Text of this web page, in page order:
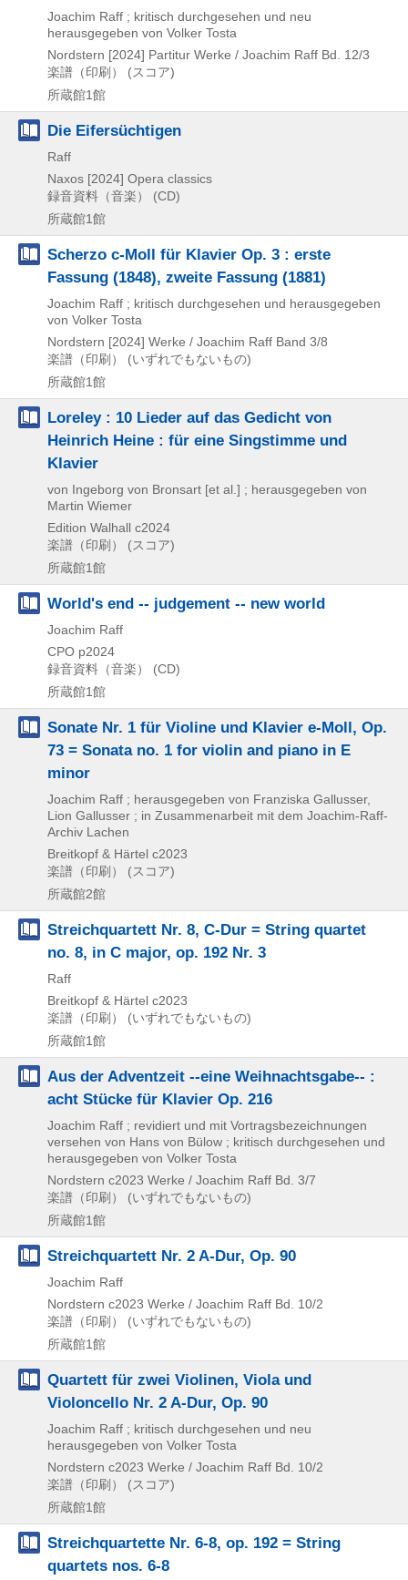
Joachim Raff ; kritisch durchgesehen und neu
herausgegeben von Volker Tosta
Nordstern [2024] Partitur Werke / Joachim Raff Bd. 12/3
楽譜（印刷） (スコア)
所蔵館1館
Die Eifersüchtigen
Raff
Naxos [2024] Opera classics
録音資料（音楽） (CD)
所蔵館1館
Scherzo c-Moll für Klavier Op. 3 : erste
Fassung (1848), zweite Fassung (1881)
Joachim Raff ; kritisch durchgesehen und herausgegeben
von Volker Tosta
Nordstern [2024] Werke / Joachim Raff Band 3/8
楽譜（印刷） (いずれでもないもの)
所蔵館1館
Loreley : 10 Lieder auf das Gedicht von
Heinrich Heine : für eine Singstimme und
Klavier
von Ingeborg von Bronsart [et al.] ; herausgegeben von
Martin Wiemer
Edition Walhall c2024
楽譜（印刷） (スコア)
所蔵館1館
World's end -- judgement -- new world
Joachim Raff
CPO p2024
録音資料（音楽） (CD)
所蔵館1館
Sonate Nr. 1 für Violine und Klavier e-Moll, Op.
73 = Sonata no. 1 for violin and piano in E
minor
Joachim Raff ; herausgegeben von Franziska Gallusser,
Lion Gallusser ; in Zusammenarbeit mit dem Joachim-Raff-
Archiv Lachen
Breitkopf & Härtel c2023
楽譜（印刷） (スコア)
所蔵館2館
Streichquartett Nr. 8, C-Dur = String quartet
no. 8, in C major, op. 192 Nr. 3
Raff
Breitkopf & Härtel c2023
楽譜（印刷） (いずれでもないもの)
所蔵館1館
Aus der Adventzeit --eine Weihnachtsgabe-- :
acht Stücke für Klavier Op. 216
Joachim Raff ; revidiert und mit Vortragsbezeichnungen
versehen von Hans von Bülow ; kritisch durchgesehen und
herausgegeben von Volker Tosta
Nordstern c2023 Werke / Joachim Raff Bd. 3/7
楽譜（印刷） (いずれでもないもの)
所蔵館1館
Streichquartett Nr. 2 A-Dur, Op. 90
Joachim Raff
Nordstern c2023 Werke / Joachim Raff Bd. 10/2
楽譜（印刷） (いずれでもないもの)
所蔵館1館
Quartett für zwei Violinen, Viola und
Violoncello Nr. 2 A-Dur, Op. 90
Joachim Raff ; kritisch durchgesehen und neu
herausgegeben von Volker Tosta
Nordstern c2023 Werke / Joachim Raff Bd. 10/2
楽譜（印刷） (スコア)
所蔵館1館
Streichquartette Nr. 6-8, op. 192 = String
quartets nos. 6-8